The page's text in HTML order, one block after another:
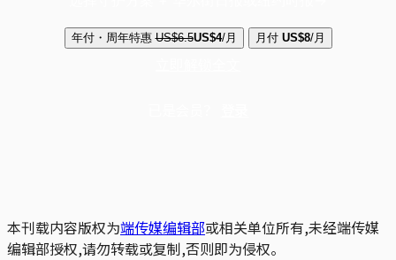
年付・周年特惠 US$6.5US$4/月 月付 US$8/月
本刊载内容版权为端传媒编辑部或相关单位所有,未经端传媒
编辑部授权,请勿转载或复制,否则即为侵权。